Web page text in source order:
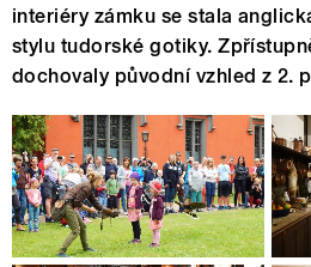
interiéry zámku se stala
stylu tudorské gotiky.
dochovaly původní vzhled z 2.